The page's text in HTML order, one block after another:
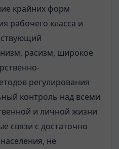
крайних форм
рабочего класса и
расизм, широкое
регулирования
контроль над всеми
и личной жизни
связи с достаточно
не